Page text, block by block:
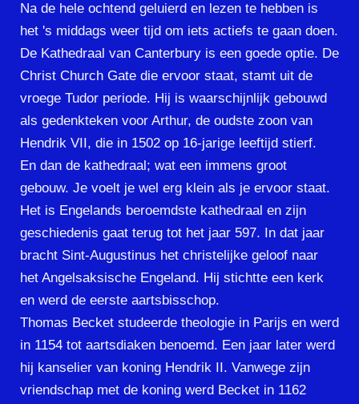
Na de hele ochtend geluierd en lezen te hebben is
het 's middags weer tijd om iets actiefs te gaan doen.
De Kathedraal van Canterbury is een goede optie. De
Christ Church Gate die ervoor staat, stamt uit de
vroege Tudor periode. Hij is waarschijnlijk gebouwd
als gedenkteken voor Arthur, de oudste zoon van
Hendrik VII, die in 1502 op 16-jarige leeftijd stierf.
En dan de kathedraal; wat een immens groot
gebouw. Je voelt je wel erg klein als je ervoor staat.
Het is Engelands beroemdste kathedraal en zijn
geschiedenis gaat terug tot het jaar 597. In dat jaar
bracht Sint-Augustinus het christelijke geloof naar
het Angelsaksische Engeland. Hij stichtte een kerk
en werd de eerste aartsbisschop.
Thomas Becket studeerde theologie in Parijs en werd
in 1154 tot aartsdiaken benoemd. Een jaar later werd
hij kanselier van koning Hendrik II. Vanwege zijn
vriendschap met de koning werd Becket in 1162